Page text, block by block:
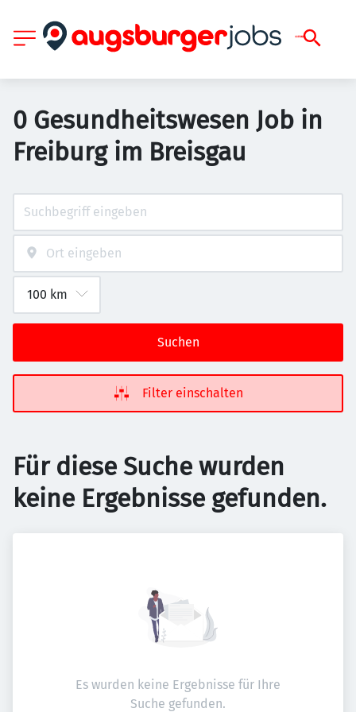
0 Gesundheitswesen Job in
Freiburg im Breisgau
Suchen
Filter einschalten
Für diese Suche wurden
keine Ergebnisse gefunden.
Es wurden keine Ergebnisse für Ihre
Suche gefunden.